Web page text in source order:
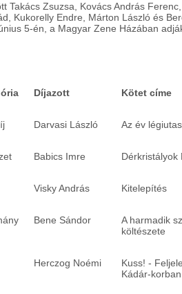
Takács Zsuzsa, Kovács András
Kukorelly Endre, Márton László és
5-én, a Magyar Zene Házában
Díjazott Kötet címe
Darvasi László Az év
Babics Imre Dérkristályok
Visky András Kitelepítés
Bene Sándor
A harmadik
költészete
Herczog Noémi
Kuss! -
Kádár-korban